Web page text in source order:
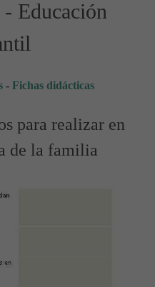
Educación
- Fichas didácticas
para realizar en
de la familia